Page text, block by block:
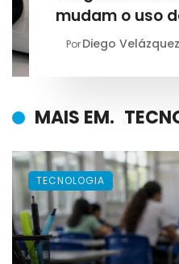
mudam o uso
PorDiego Velázquez
MAIS EM.
TECNOLOGIA